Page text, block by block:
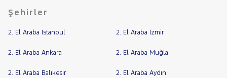
Şehirler
2. El Araba İstanbul 2. El Araba İzmir
2. El Araba Ankara 2. El Araba Muğla
2. El Araba Balıkesir 2. El Araba Aydın